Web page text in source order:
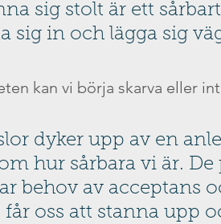
sig stolt är ett
sig in och lägga sig
kan vi börja skarva eller
dyker upp av en
hur sårbara vi är.
behov av acceptans
oss att stanna upp